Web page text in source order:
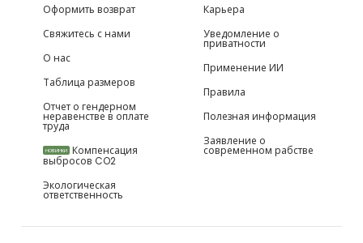
Оформить возврат
Свяжитесь с нами
О нас
Таблица размеров
Отчет о гендерном
неравенстве в оплате
труда
НОВИНКИ Компенсация
выбросов CO2
Экологическая
ответственность
Карьера
Уведомление о
приватности
Применение ИИ
Правила
Полезная информация
Заявление о
современном рабстве